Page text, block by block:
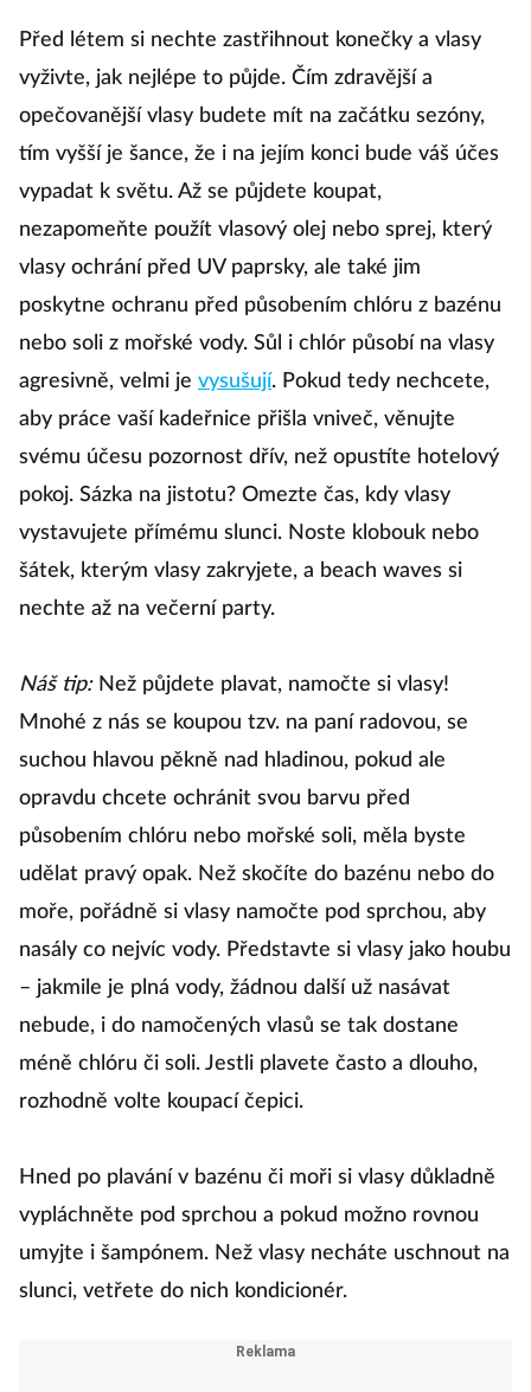
Před létem si nechte zastřihnout konečky a vlasy
vyživte, jak nejlépe to půjde. Čím zdravější a
opečovanější vlasy budete mít na začátku sezóny,
tím vyšší je šance, že i na jejím konci bude váš účes
vypadat k světu. Až se půjdete koupat,
nezapomeňte použít vlasový olej nebo sprej, který
vlasy ochrání před UV paprsky, ale také jim
poskytne ochranu před působením chlóru z bazénu
nebo soli z mořské vody. Sůl i chlór působí na vlasy
agresivně, velmi je vysušují. Pokud tedy nechcete,
aby práce vaší kadeřnice přišla vniveč, věnujte
svému účesu pozornost dřív, než opustíte hotelový
pokoj. Sázka na jistotu? Omezte čas, kdy vlasy
vystavujete přímému slunci. Noste klobouk nebo
šátek, kterým vlasy zakryjete, a beach waves si
nechte až na večerní party.
Náš tip:Než půjdete plavat, namočte si vlasy!
Mnohé z nás se koupou tzv. na paní radovou, se
suchou hlavou pěkně nad hladinou, pokud ale
opravdu chcete ochránit svou barvu před
působením chlóru nebo mořské soli, měla byste
udělat pravý opak. Než skočíte do bazénu nebo do
moře, pořádně si vlasy namočte pod sprchou, aby
nasály co nejvíc vody. Představte si vlasy jako houbu
– jakmile je plná vody, žádnou další už nasávat
nebude, i do namočených vlasů se tak dostane
méně chlóru či soli. Jestli plavete často a dlouho,
rozhodně volte koupací čepici.
Hned po plavání v bazénu či moři si vlasy důkladně
vypláchněte pod sprchou a pokud možno rovnou
umyjte i šampónem. Než vlasy necháte uschnout na
slunci, vetřete do nich kondicionér.